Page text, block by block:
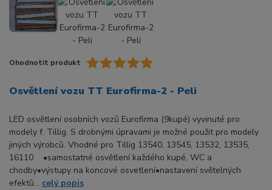
Ohodnotit produkt
Osvětlení vozu TT Eurofirma-2 - Peli
LED osvětlení osobních vozů Eurofirma (9kupé) vyvinuté pro
modely f. Tillig. S drobnými úpravami je možné použit pro modely
jiných výrobců. Vhodné pro Tillig 13540, 13545, 13532, 13535,
16110 •samostatné osvětlení každého kupé, WC a
chodby•výstupy na koncové osvetlení•nastavení světelných
efektů... celý popis